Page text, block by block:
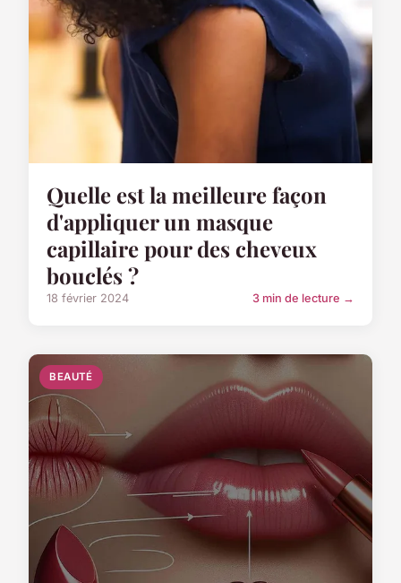
Quelle est la meilleure façon
d'appliquer un masque
capillaire pour des cheveux
bouclés ?
18 février 2024 3 min de lecture →
BEAUTÉ